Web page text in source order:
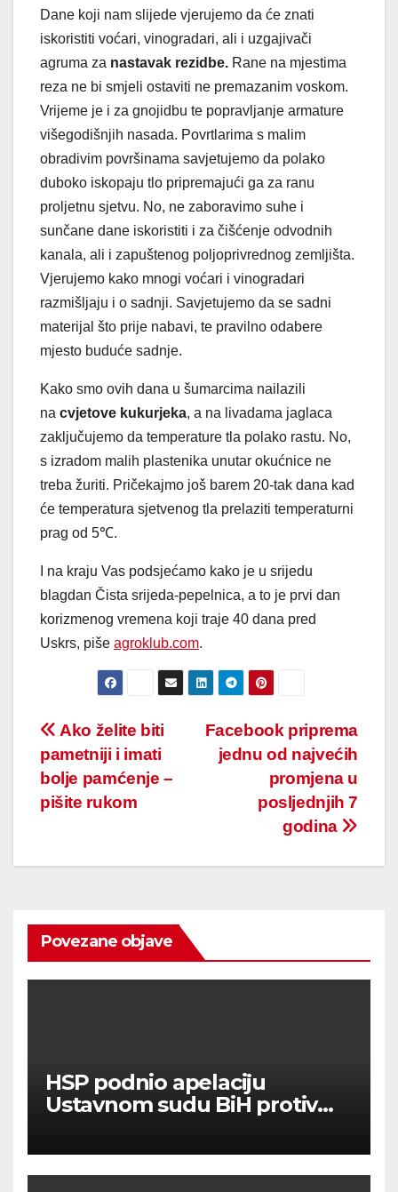
Dane koji nam slijede vjerujemo da će znati
iskoristiti voćari, vinogradari, ali i uzgajivači
agruma za nastavak rezidbe. Rane na mjestima
reza ne bi smjeli ostaviti ne premazanim voskom.
Vrijeme je i za gnojidbu te popravljanje armature
višegodišnjih nasada. Povrtlarima s malim
obradivim površinama savjetujemo da polako
duboko iskopaju tlo pripremajući ga za ranu
proljetnu sjetvu. No, ne zaboravimo suhe i
sunčane dane iskoristiti i za čišćenje odvodnih
kanala, ali i zapuštenog poljoprivrednog zemljišta.
Vjerujemo kako mnogi voćari i vinogradari
razmišljaju i o sadnji. Savjetujemo da se sadni
materijal što prije nabavi, te pravilno odabere
mjesto buduće sadnje.
Kako smo ovih dana u šumarcima nailazili
na cvjetove kukurjeka, a na livadama jaglaca
zaključujemo da temperature tla polako rastu. No,
s izradom malih plastenika unutar okućnice ne
treba žuriti. Pričekajmo još barem 20-tak dana kad
će temperatura sjetvenog tla prelaziti temperaturni
prag od 5℃.
I na kraju Vas podsjećamo kako je u srijedu
blagdan Čista srijeda-pepelnica, a to je prvi dan
korizmenog vremena koji traje 40 dana pred
Uskrs, piše agroklub.com.
Post
navigation
Facebook priprema
jednu od najvećih
promjena u
posljednjih 7
godina
Ako želite biti
pametniji i imati
bolje pamćenje –
pišite rukom
Povezane objave
HSP podnio apelaciju
Ustavnom sudu BiH protiv
Kovačevića